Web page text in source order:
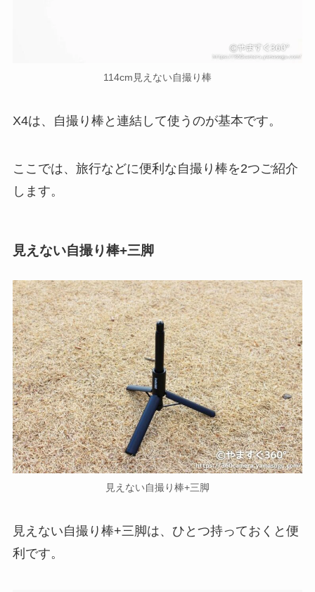
114cm見えない自撮り棒
X4は、自撮り棒と連結して使うのが基本です。
ここでは、旅行などに便利な自撮り棒を2つご紹介
します。
見えない自撮り棒+三脚
見えない自撮り棒+三脚
見えない自撮り棒+三脚は、ひとつ持っておくと便
利です。